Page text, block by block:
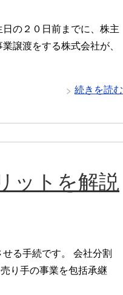
の２０日前までに、株主
譲渡をする株式会社が、
続きを読む
ットを解説
る手続です。 会社分割
り手の事業を包括承継